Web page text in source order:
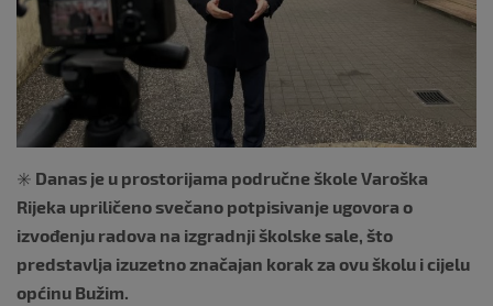
✳️ Danas je u prostorijama područne škole Varoška
Rijeka upriličeno svečano potpisivanje ugovora o
izvođenju radova na izgradnji školske sale, što
predstavlja izuzetno značajan korak za ovu školu i cijelu
općinu Bužim.